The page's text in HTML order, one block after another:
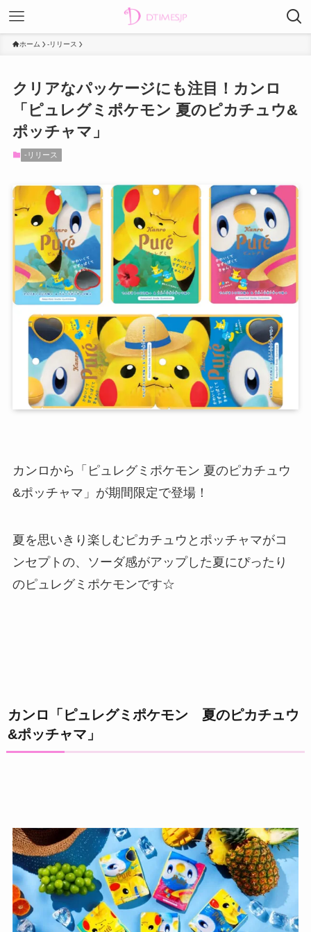
ホーム -リリース
クリアなパッケージにも注目！カンロ
「ピュレグミポケモン 夏のピカチュウ&
ポッチャマ」
-リリース
カンロから「ピュレグミポケモン 夏のピカチュウ
&ポッチャマ」が期間限定で登場！
夏を思いきり楽しむピカチュウとポッチャマがコ
ンセプトの、ソーダ感がアップした夏にぴったり
のピュレグミポケモンです☆
カンロ「ピュレグミポケモン 夏のピカチュウ
&ポッチャマ」